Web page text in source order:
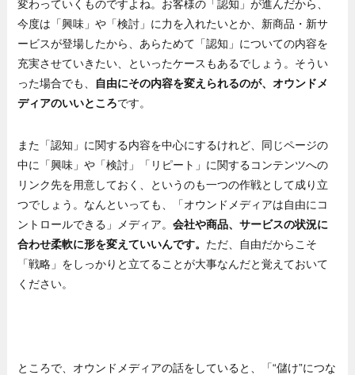
変わっていくものですよね。お客様の「認知」が進んだから、
今度は「興味」や「検討」に力を入れたいとか、新商品・新サ
ービスが登場したから、あらためて「認知」についての内容を
充実させていきたい、といったケースもあるでしょう。そうい
った場合でも、
自由にその内容を変えられるのが、オウンドメ
ディアのいいところです。
また「認知」に関する内容を中心にするけれど、同じページの
中に「興味」や「検討」「リピート」に関するコンテンツへの
リンク先を用意しておく、というのも一つの作戦として成り立
つでしょう。なんといっても、「オウンドメディアは自由にコ
ントロールできる」メディア。会社や商品、サービスの状況に
合わせ柔軟に形を変えていいんです。 ただ、自由だからこそ
「戦略」をしっかりと立てることが大事なんだと覚えておいて
ください。
ところで、オウンドメディアの話をしていると、「“儲け”につな